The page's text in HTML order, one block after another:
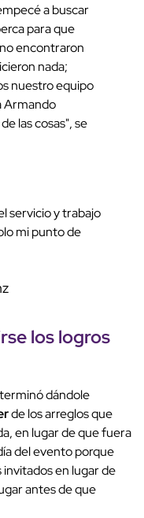
a buscar
para que
encontraron
nada;
nuestro equipo
Armando
las cosas", se
servicio y trabajo
mi punto de
los logros
dándole
de los arreglos que
en lugar de que fuera
del evento porque
en lugar de
antes de que